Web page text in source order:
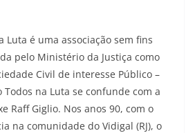
Luta é uma associação sem fins
pelo Ministério da Justiça como
Civil de interesse Público –
Todos na Luta se confunde com a
Raff Giglio. Nos anos 90, com o
na comunidade do Vidigal (RJ), o